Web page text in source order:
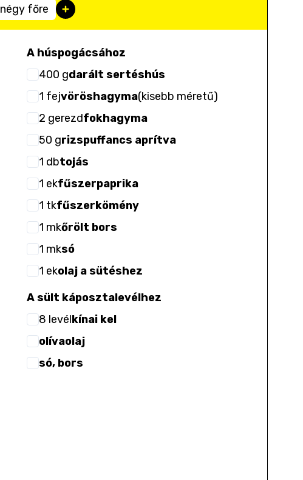
négy főre
A húspogácsához
400 gdarált sertéshús
1 fejvöröshagyma(kisebb méretű)
2 gerezdfokhagyma
50 grizspuffancs aprítva
1 dbtojás
1 ekfűszerpaprika
1 tkfűszerkömény
1 mkőrölt bors
1 mksó
1 ekolaj a sütéshez
A sült káposztalevélhez
8 levélkínai kel
olívaolaj
só, bors